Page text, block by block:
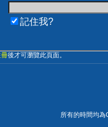
記住我?
冊後才可瀏覽此頁面。
所有的時間均為